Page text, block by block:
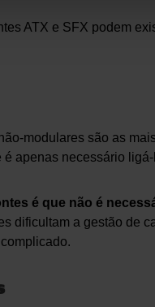
ATX e SFX podem
modulares são as
apenas necessário
é que não é
dificultam a gestão de